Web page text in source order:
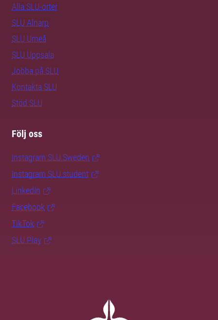
Alla SLU-orter
SLU Alnarp
SLU Umeå
SLU Uppsala
Jobba på SLU
Kontakta SLU
Stöd SLU
Följ oss
Instagram SLU.Sweden
Instagram SLU.student
LinkedIn
Facebook
TikTok
SLU Play